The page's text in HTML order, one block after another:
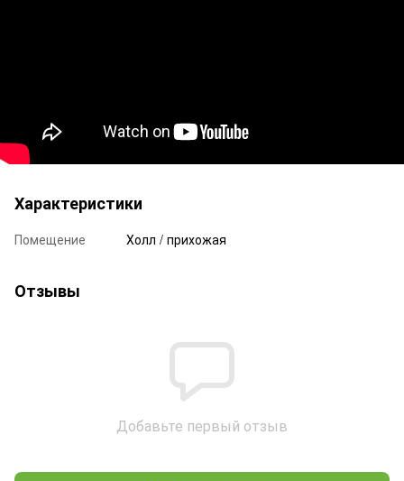
Характеристики
Помещение Холл / прихожая
Отзывы
Добавьте первый отзыв